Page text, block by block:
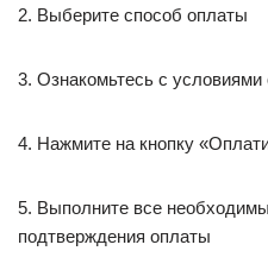
2. Выберите способ оплаты
3. Ознакомьтесь с
4. Нажмите на кнопку
5. Выполните все
подтверждения оплаты